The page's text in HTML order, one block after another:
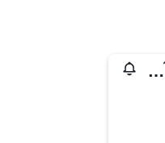
فور سيزونز هوتل طوكيو آت مارونوتشي